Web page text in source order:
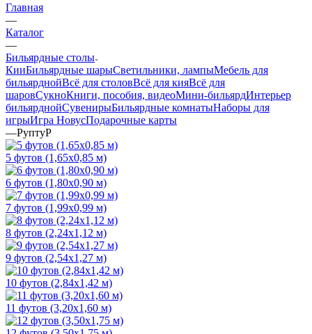
Главная
—
Каталог
—
Бильярдные столы
КииБильярдные шарыСветильники, лампыМебель для
бильярднойВсё для столовВсё для кияВсё для
шаровСукноКниги, пособия, видеоМини-бильярдИнтерьер
бильярднойСувенирыБильярдные комнатыНаборы для
игрыИгра НовусПодарочные карты
—РуптуР
5 футов (1,65х0,85 м)
6 футов (1,80х0,90 м)
7 футов (1,99х0,99 м)
8 футов (2,24х1,12 м)
9 футов (2,54х1,27 м)
10 футов (2,84х1,42 м)
11 футов (3,20х1,60 м)